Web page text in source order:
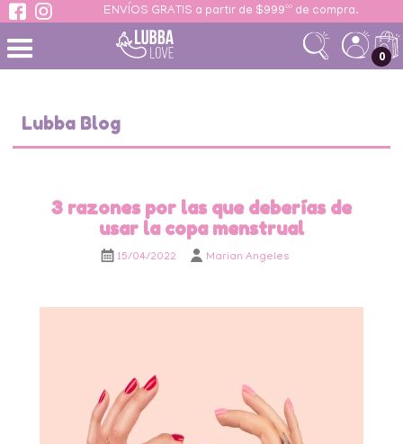
ENVÍOS GRATIS a partir de $999ºº de compra.
0
Lubba Blog
3 razones por las que deberías de
usar la copa menstrual
15/04/2022 Marian Angeles